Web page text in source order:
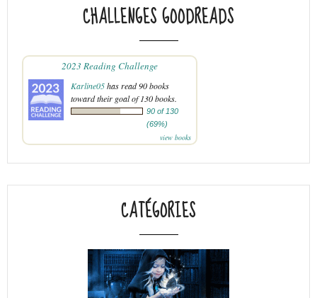
CHALLENGES GOODREADS
2023 Reading Challenge
Karline05has read 90 books
toward their goal of 130 books.
90 of 130
(69%)
view books
CATÉGORIES